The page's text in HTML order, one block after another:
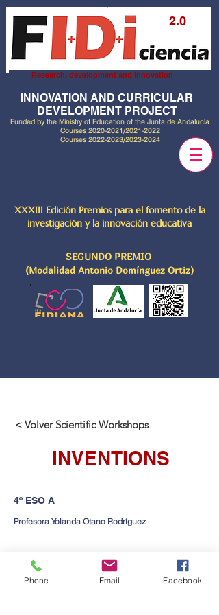
2.0
Research, development and innovation
INNOVATION AND CURRICULAR
DEVELOPMENT PROJECT
Funded by the Ministry of Education of the Junta de Andalucía
Courses 2020-2021/2021-2022
Courses 2022-2023/2023-2024
XXXIII Edición Premios para el fomento de la
investigación y la innovación educativa
SEGUNDO PREMIO
(Modalidad Antonio Domínguez Ortiz)
< Volver Scientific Workshops
INVENTIONS
4º ESO A
Profesora Yolanda Otano Rodríguez
Contact us
Phone Email Facebook